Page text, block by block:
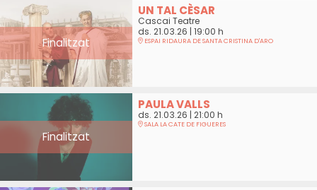
Finalitzat
UN TAL CÈSAR
Cascai Teatre
ds. 21.03.26 | 19:00 h
ESPAI RIDAURA DE SANTA CRISTINA D'ARO
Finalitzat
PAULA VALLS
ds. 21.03.26 | 21:00 h
SALA LA CATE DE FIGUERES